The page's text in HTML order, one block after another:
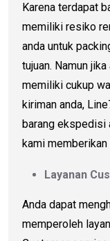
Karena terdapat
memiliki resiko
anda untuk
tujuan. Namun
memiliki cukup
kiriman anda,
barang ekspedisi
kami
Layanan
Anda dapat
memperoleh